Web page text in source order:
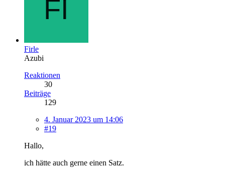
Firle
Azubi
Reaktionen
30
Beiträge
129
4. Januar 2023 um 14:06
#19
Hallo,
ich hätte auch gerne einen Satz.